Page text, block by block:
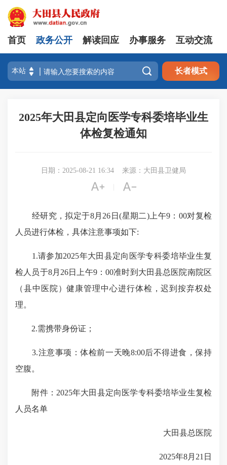
首页 政务公开 解读回应 办事服务 互动交流
 长者模式
2025年大田县定向医学专科委培毕业生
体检复检通知
日期：2025-08-21 16:34 来源：大田县卫健局
 
经研究，拟定于8月26日(星期二)上午9：00对复检
人员进行体检，具体注意事项如下:
1.请参加2025年大田县定向医学专科委培毕业生复
检人员于8月26日上午9：00准时到大田县总医院南院区
（县中医院）健康管理中心进行体检，迟到按弃权处
理。
2.需携带身份证；
3.注意事项：体检前一天晚8:00后不得进食，保持
空腹。
附件：2025年大田县定向医学专科委培毕业生复检
人员名单
大田县总医院
2025年8月21日